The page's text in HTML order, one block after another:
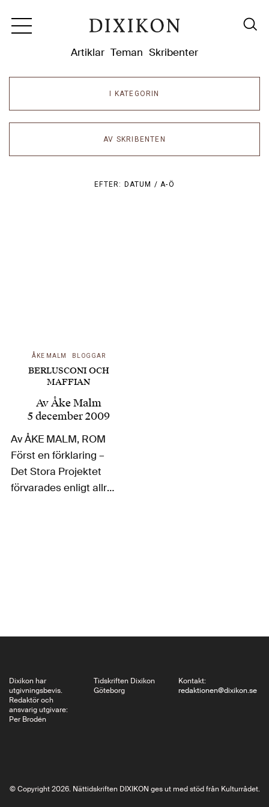
Artiklar Teman Skribenter
I KATEGORIN
AV SKRIBENTEN
EFTER: DATUM /A-Ö
ÅKE MALM BLOGGAR
BERLUSCONI OCH
MAFFIAN
AvÅke Malm
5 december 2009
Av ÅKE MALM, ROM
Först en förklaring –
Det Stora Projektet
förvarades enligt allra
Dixikon har
utgivningsbevis.
Redaktör och
ansvarig utgivare:
Per Brodén
Tidskriften Dixikon
Göteborg
Kontakt:
redaktionen@dixikon.se
© Copyright 2026. Nättidskriften DIXIKON ges ut med stöd från Kulturrådet.